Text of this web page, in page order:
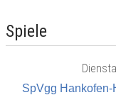
Spiele
SpVgg Hankofen-